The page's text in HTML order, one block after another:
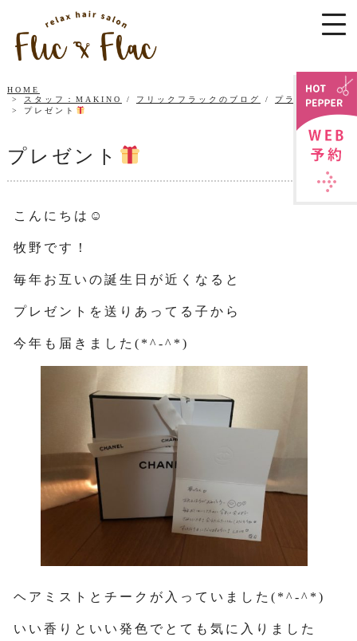
HOME
スタッフ：MAKINO
/ フリックフラックのブログ / プライベート
プレゼント
プレゼント
こんにちは☺
牧野です！
毎年お互いの誕生日が近くなると
プレゼントを送りあってる子から
今年も届きました(*^-^*)
ヘアミストとチークが入っていました(*^-^*)
いい香りといい発色でとても気に入りました